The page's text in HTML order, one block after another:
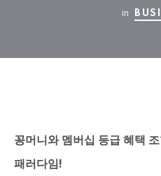
in
꽁머니와 멤버십 등급 혜택
패러다임!